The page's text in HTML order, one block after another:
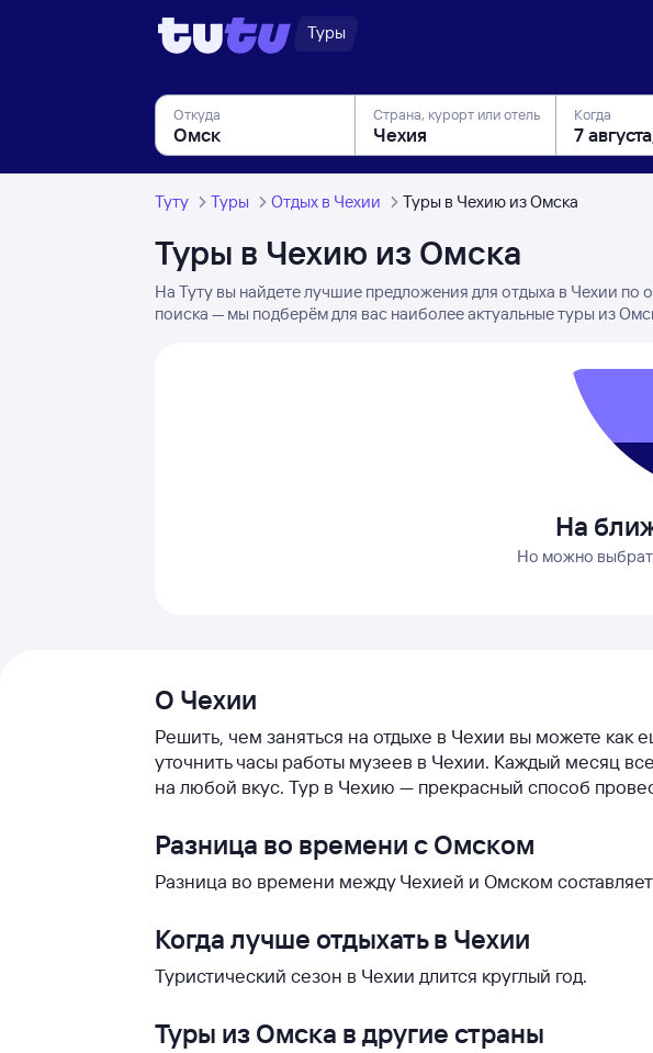
Туры
Откуда Страна, курорт или отель Когда
Туту Туры Отдых в Чехии Туры в Чехию из Омска
Туры в Чехию из Омска
На Туту вы найдете лучшие предложения для отдыха в Чехии
поиска — мы подберём для вас наиболее актуальные туры из
На
Но можно
О Чехии
Решить, чем заняться на отдыхе в Чехии вы можете как
уточнить часы работы музеев в Чехии. Каждый месяц
на любой вкус. Тур в Чехию — прекрасный способ
Разница во времени с Омском
Разница во времени между Чехией и Омском
Когда лучше отдыхать в Чехии
Туристический сезон в Чехии длится круглый год.
Туры из Омска в другие страны